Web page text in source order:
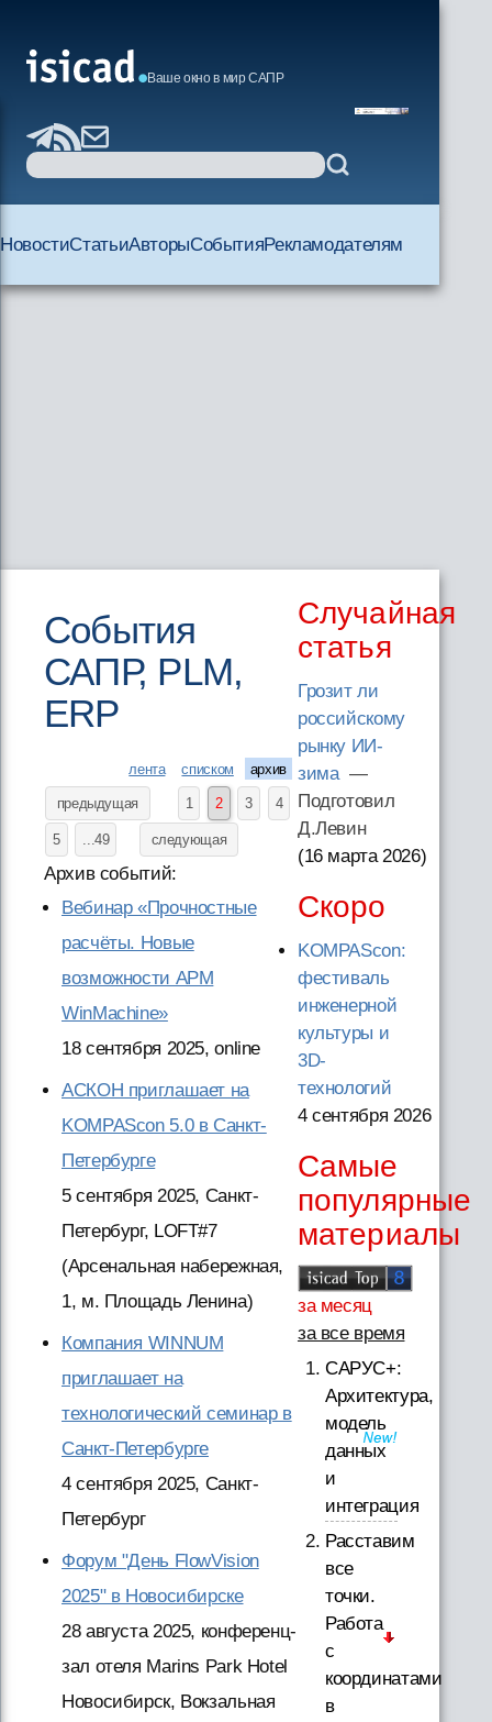
Ваше окно в мир САПР
НовостиСтатьиАвторыСобытияРекламодателям
События
САПР, PLM,
ERP
лента списком архив
предыдущая 1 2 3 4
5 ...49 следующая
Архив событий:
Вебинар «Прочностные
расчёты. Новые
возможности APM
WinMachine»
18 сентября 2025, online
АСКОН приглашает на
KOMPAScon 5.0 в Санкт-
Петербурге
5 сентября 2025, Санкт-
Петербург, LOFT#7
(Арсенальная набережная,
1, м. Площадь Ленина)
Компания WINNUM
приглашает на
технологический семинар в
Санкт-Петербурге
4 сентября 2025, Санкт-
Петербург
Форум "День FlowVision
2025" в Новосибирске
28 августа 2025, конференц-
зал отеля Marins Park Hotel
Новосибирск, Вокзальная
Случайная
статья
Грозит ли
российскому
рынку ИИ-
зима —
Подготовил
Д.Левин
(16 марта 2026)
Скоро
KOMPAScon:
фестиваль
инженерной
культуры и
3D-
технологий
4 сентября 2026
Самые
популярные
материалы
за месяц
за все время
САРУС+:
Архитектура,
модель
данных
и
интеграция
Расставим
все
точки.
Работа
с
координатами
в